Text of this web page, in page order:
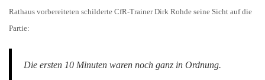
Rathaus vorbereiteten schilderte CfR-Trainer Dirk Rohde seine Sicht auf die
Partie:
Die ersten 10 Minuten waren noch ganz in Ordnung.